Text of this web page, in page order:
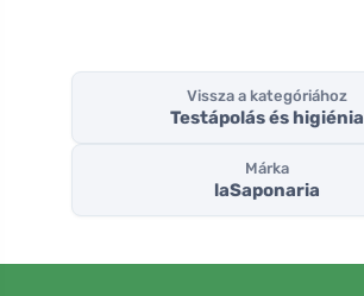
Vissza a kategóriához
Testápolás és higiénia
Márka
laSaponaria